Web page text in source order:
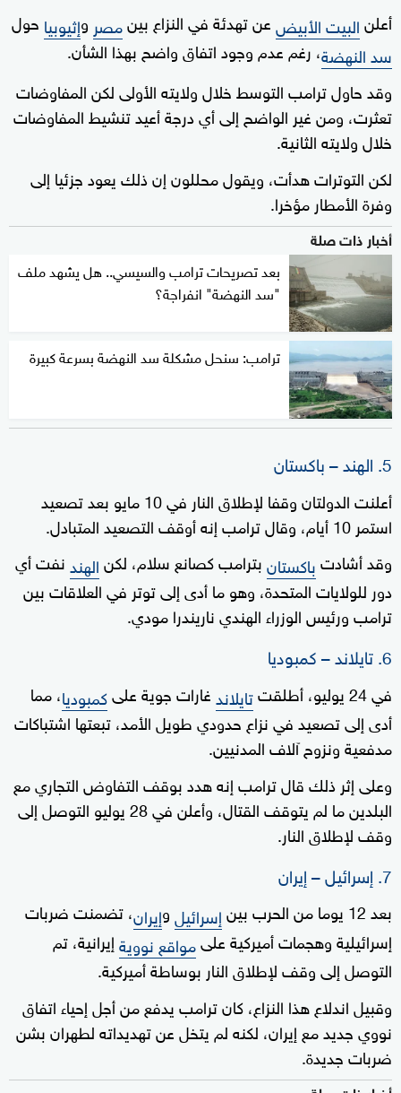
أعلنالبيت الأبيضعن تهدئة في النزاع بينمصر وإثيوبيا حول
سد النهضة، رغم عدم وجود اتفاق واضح بهذا الشأن.
وقد حاول ترامب التوسط خلال ولايته الأولى لكن المفاوضات
تعثرت، ومن غير الواضح إلى أي درجة أعيد تنشيط المفاوضات
خلال ولايته الثانية.
لكن التوترات هدأت، ويقول محللون إن ذلك يعود جزئيا إلى
وفرة الأمطار مؤخرا.
أخبار ذات صلة
بعد تصريحات ترامب والسيسي.. هل يشهد ملف
"سد النهضة" انفراجة؟
ترامب: سنحل مشكلة سد النهضة بسرعة كبيرة
5. الهند – باكستان
أعلنت الدولتان وقفا لإطلاق النار في 10 مايو بعد تصعيد
استمر 10 أيام، وقال ترامب إنه أوقف التصعيد المتبادل.
وقد أشادتباكستانبترامب كصانع سلام، لكنالهندنفت أي
دور للولايات المتحدة، وهو ما أدى إلى توتر في العلاقات بين
ترامب ورئيس الوزراء الهندي ناريندرا مودي.
6. تايلاند – كمبوديا
في 24 يوليو، أطلقت تايلاندغارات جوية علىكمبوديا، مما
أدى إلى تصعيد في نزاع حدودي طويل الأمد، تبعتها اشتباكات
مدفعية ونزوح آلاف المدنيين.
وعلى إثر ذلك قال ترامب إنه هدد بوقف التفاوض التجاري مع
البلدين ما لم يتوقف القتال، وأعلن في 28 يوليو التوصل إلى
وقف لإطلاق النار.
7. إسرائيل – إيران
بعد 12 يوما من الحرب بين إسرائيلوإيران، تضمنت ضربات
إسرائيلية وهجمات أميركية علىمواقع نوويةإيرانية، تم
التوصل إلى وقف لإطلاق النار بوساطة أميركية.
وقبيل اندلاع هذا النزاع، كان ترامب يدفع من أجل إحياء اتفاق
نووي جديد مع إيران، لكنه لم يتخل عن تهديداته لطهران بشن
ضربات جديدة.